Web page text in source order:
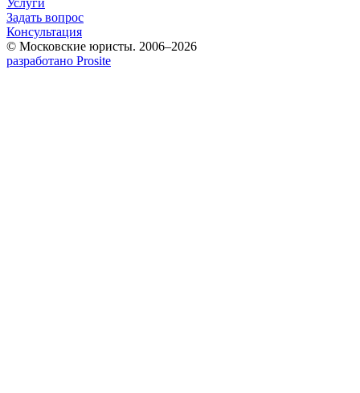
Задать вопрос
Консультация
© Московские юристы. 2006–2026
разработано Prosite